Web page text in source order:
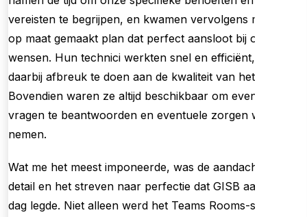
vereisten te begrijpen, en kwamen vervolgens met een
op maat gemaakt plan dat perfect aansloot bij onze
wensen. Hun technici werkten snel en efficiënt, zonder
daarbij afbreuk te doen aan de kwaliteit van het werk.
Bovendien waren ze altijd beschikbaar om eventuele
vragen te beantwoorden en eventuele zorgen weg te
nemen.
Wat me het meest imponeerde, was de aandacht voor
detail en het streven naar perfectie dat GISB aan de
dag legde. Niet alleen werd het Teams Rooms-systeem